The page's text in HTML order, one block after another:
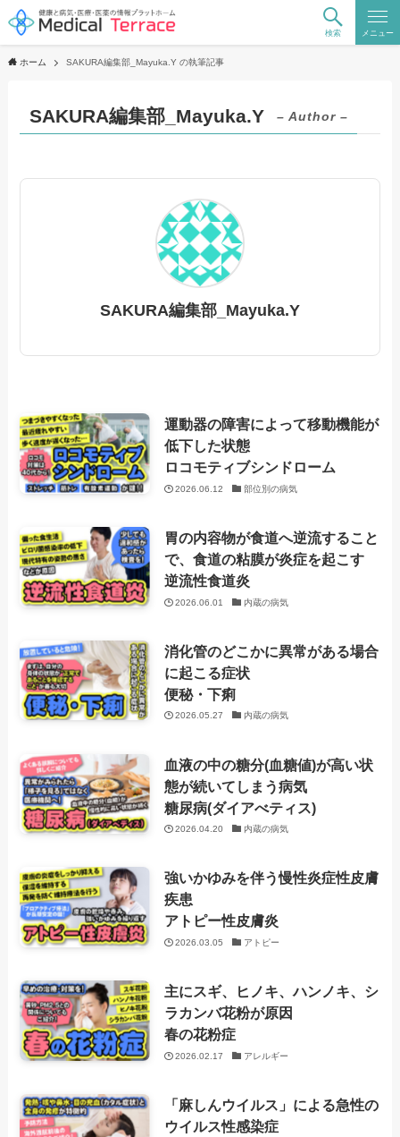
検索 メニュー
ホーム SAKURA編集部_Mayuka.Y の執筆記事
SAKURA編集部_Mayuka.Y – Author –
SAKURA編集部_Mayuka.Y
運動器の障害によって移動機能が
低下した状態
ロコモティブシンドローム
2026.06.12 部位別の病気
胃の内容物が食道へ逆流すること
で、食道の粘膜が炎症を起こす
逆流性食道炎
2026.06.01 内蔵の病気
消化管のどこかに異常がある場合
に起こる症状
便秘・下痢
2026.05.27 内蔵の病気
血液の中の糖分(血糖値)が高い状
態が続いてしまう病気
糖尿病(ダイアべティス)
2026.04.20 内蔵の病気
強いかゆみを伴う慢性炎症性皮膚
疾患
アトピー性皮膚炎
2026.03.05 アトピー
主にスギ、ヒノキ、ハンノキ、シ
ラカンバ花粉が原因
春の花粉症
2026.02.17 アレルギー
「麻しんウイルス」による急性の
ウイルス性感染症